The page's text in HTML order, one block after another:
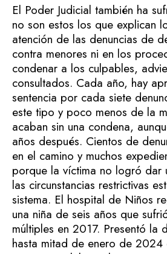
El Poder Judicial también ha
no son estos los que explican
atención de las denuncias de
contra menores ni en los
condenar a los culpables,
consultados. Cada año, hay
sentencia por cada siete
este tipo y poco menos de la
acaban sin una condena,
años después. Cientos de
en el camino y muchos
porque la víctima no logró dar
las circunstancias restrictivas
sistema. El hospital de Niños
una niña de seis años que
múltiples en 2017. Presentó la
hasta mitad de enero de